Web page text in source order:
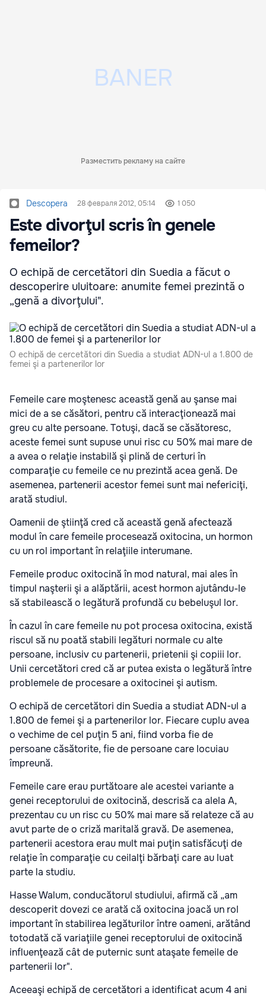
Разместить рекламу на сайте
Descopera 28 февраля 2012, 05:14 1 050
Este divorţul scris în genele
femeilor?
O echipă de cercetători din Suedia a făcut o
descoperire uluitoare: anumite femei prezintă o
„genă a divorţului".
O echipă de cercetători din Suedia a studiat ADN-ul a 1.800 de
femei şi a partenerilor lor
Femeile care moştenesc această genă au şanse mai
mici de a se căsători, pentru că interacţionează mai
greu cu alte persoane. Totuşi, dacă se căsătoresc,
aceste femei sunt supuse unui risc cu 50% mai mare de
a avea o relaţie instabilă şi plină de certuri în
comparaţie cu femeile ce nu prezintă acea genă. De
asemenea, partenerii acestor femei sunt mai nefericiţi,
arată studiul.
Oamenii de ştiinţă cred că această genă afectează
modul în care femeile procesează oxitocina, un hormon
cu un rol important în relaţiile interumane.
Femeile produc oxitocină în mod natural, mai ales în
timpul naşterii şi a alăptării, acest hormon ajutându-le
să stabilească o legătură profundă cu bebeluşul lor.
În cazul în care femeile nu pot procesa oxitocina, există
riscul să nu poată stabili legături normale cu alte
persoane, inclusiv cu partenerii, prietenii şi copiii lor.
Unii cercetători cred că ar putea exista o legătură între
problemele de procesare a oxitocinei şi autism.
O echipă de cercetători din Suedia a studiat ADN-ul a
1.800 de femei şi a partenerilor lor. Fiecare cuplu avea
o vechime de cel puţin 5 ani, fiind vorba fie de
persoane căsătorite, fie de persoane care locuiau
împreună.
Femeile care erau purtătoare ale acestei variante a
genei receptorului de oxitocină, descrisă ca alela A,
prezentau cu un risc cu 50% mai mare să relateze că au
avut parte de o criză maritală gravă. De asemenea,
partenerii acestora erau mult mai puţin satisfăcuţi de
relaţie în comparaţie cu ceilalţi bărbaţi care au luat
parte la studiu.
Hasse Walum, conducătorul studiului, afirmă că „am
descoperit dovezi ce arată că oxitocina joacă un rol
important în stabilirea legăturilor între oameni, arătând
totodată că variaţiile genei receptorului de oxitocină
influenţează cât de puternic sunt ataşate femeile de
partenerii lor".
Aceeaşi echipă de cercetători a identificat acum 4 ani